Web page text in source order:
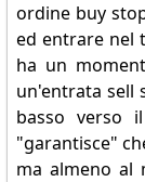
ordine buy
ed entrare nel
ha un
un'entrata sell
basso verso
"garantisce"
ma almeno al